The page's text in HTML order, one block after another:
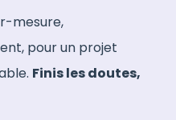
mesure,
pour un projet
Finis les doutes,